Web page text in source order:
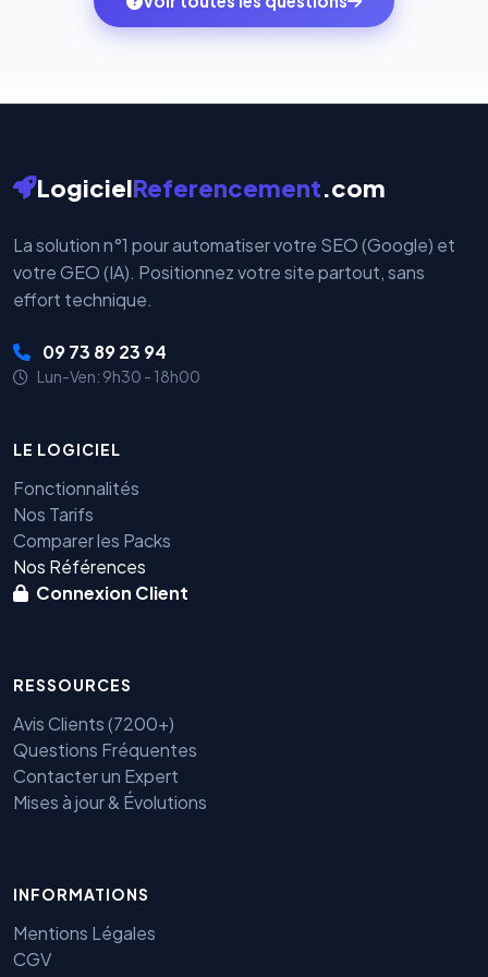
votre historique.
par nos serveurs — elles sont gérées directement et
LogicielReferencement.com
La solution n°1 pour automatiser votre SEO (Google) et
votre GEO (IA). Positionnez votre site partout, sans
effort technique.
09 73 89 23 94
Lun-Ven: 9h30 - 18h00
LE LOGICIEL
Fonctionnalités
Nos Tarifs
Comparer les Packs
Nos Références
Connexion Client
RESSOURCES
Avis Clients (7200+)
Questions Fréquentes
Contacter un Expert
Mises à jour & Évolutions
INFORMATIONS
Mentions Légales
CGV